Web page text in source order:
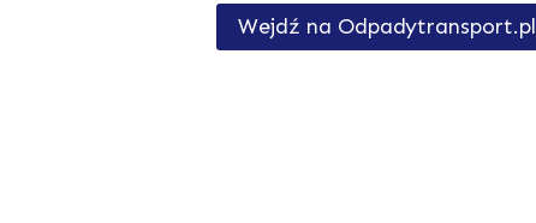
Wejdź na Odpadytransport.pl